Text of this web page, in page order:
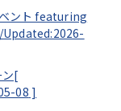
ント featuring
Updated:2026-
[
08 ]